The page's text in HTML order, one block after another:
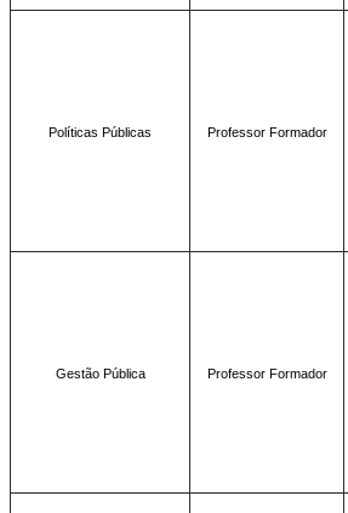
Políticas Públicas Professor Formador
Gestão Pública Professor Formador